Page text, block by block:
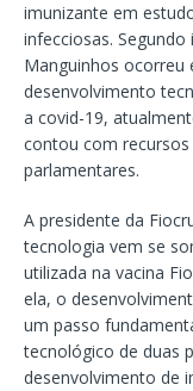
imunizante em
infecciosas.
Manguinhos ocorreu
desenvolvimento
a covid-19,
contou com
parlamentares.
A presidente da
tecnologia vem se
utilizada na vacina
ela, o
um passo
tecnológico de duas
desenvolvimento de